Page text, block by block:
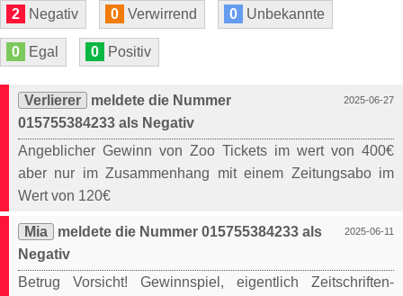
2 Negativ 0 Verwirrend 0 Unbekannte
0 Egal 0 Positiv
2025-06-27
Verlierer
meldete die Nummer
015755384233 als Negativ
Angeblicher Gewinn von Zoo Tickets im wert von 400€
aber nur im Zusammenhang mit einem Zeitungsabo im
Wert von 120€
2025-06-11
Mia
meldete die Nummer 015755384233 als
Negativ
Betrug Vorsicht! Gewinnspiel, eigentlich Zeitschriften-